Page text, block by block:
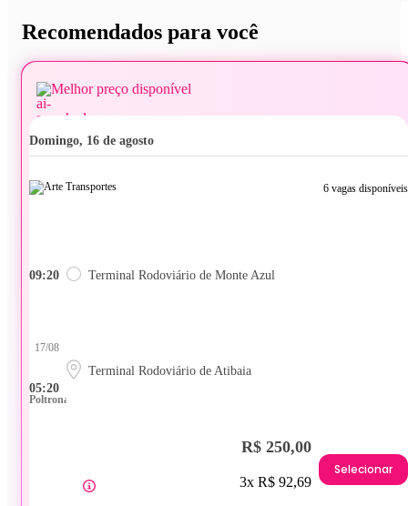
Recomendados para você
Melhor preço disponível
domingo, 16 de agosto
6 vagas disponíveis
09:20 Terminal Rodoviário de Monte Azul
05:20
17/08
Terminal Rodoviário de Atibaia
Poltrona
R$ 250,00
3x R$ 92,69
Selecionar